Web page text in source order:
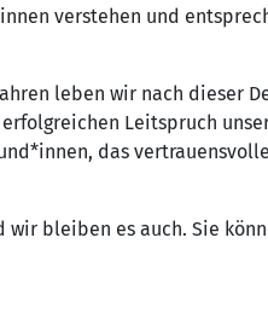
verstehen und
leben wir nach dieser
Leitspruch
das
wir bleiben es auch. Sie